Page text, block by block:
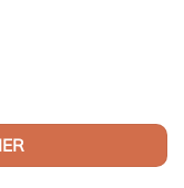
BMW Série 3 G20 /